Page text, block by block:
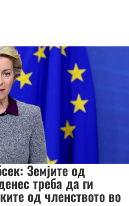
Земјите од
треба да ги
од членството во